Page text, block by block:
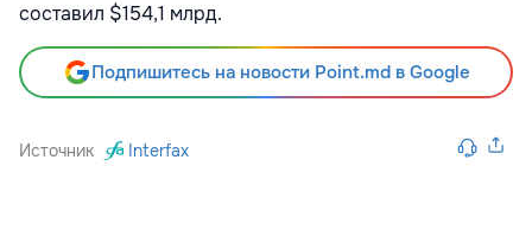
составил $154,1 млрд.
Подпишитесь на новости Point.md в Google
Источник Interfax